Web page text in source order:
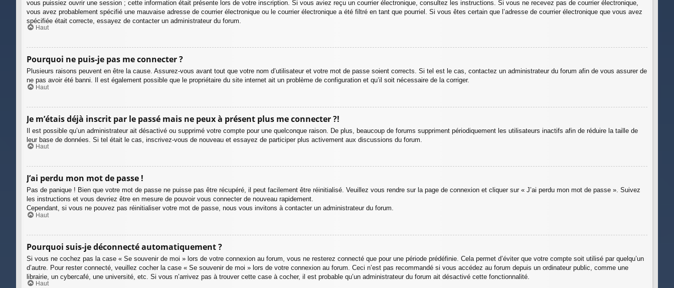
vous puissiez ouvrir une session ; cette information était présente lors de votre inscription. Si vous aviez reçu un courrier électronique, consultez les instructions. Si vous ne recevez pas de courrier électronique,
vous avez probablement spécifié une mauvaise adresse de courrier électronique ou le courrier électronique a été filtré en tant que pourriel. Si vous êtes certain que l’adresse de courrier électronique que vous avez
spécifiée était correcte, essayez de contacter un administrateur du forum.
Haut
Pourquoi ne puis-je pas me connecter ?
Plusieurs raisons peuvent en être la cause. Assurez-vous avant tout que votre nom d’utilisateur et votre mot de passe soient corrects. Si tel est le cas, contactez un administrateur du forum afin de vous assurer de
ne pas avoir été banni. Il est également possible que le propriétaire du site internet ait un problème de configuration et qu’il soit nécessaire de la corriger.
Haut
Je m’étais déjà inscrit par le passé mais ne peux à présent plus me connecter ?!
Il est possible qu’un administrateur ait désactivé ou supprimé votre compte pour une quelconque raison. De plus, beaucoup de forums suppriment périodiquement les utilisateurs inactifs afin de réduire la taille de
leur base de données. Si tel était le cas, inscrivez-vous de nouveau et essayez de participer plus activement aux discussions du forum.
Haut
J’ai perdu mon mot de passe !
Pas de panique ! Bien que votre mot de passe ne puisse pas être récupéré, il peut facilement être réinitialisé. Veuillez vous rendre sur la page de connexion et cliquer sur « J’ai perdu mon mot de passe ». Suivez
les instructions et vous devriez être en mesure de pouvoir vous connecter de nouveau rapidement.
Cependant, si vous ne pouvez pas réinitialiser votre mot de passe, nous vous invitons à contacter un administrateur du forum.
Haut
Pourquoi suis-je déconnecté automatiquement ?
Si vous ne cochez pas la case « Se souvenir de moi » lors de votre connexion au forum, vous ne resterez connecté que pour une période prédéfinie. Cela permet d’éviter que votre compte soit utilisé par quelqu’un
d’autre. Pour rester connecté, veuillez cocher la case « Se souvenir de moi » lors de votre connexion au forum. Ceci n’est pas recommandé si vous accédez au forum depuis un ordinateur public, comme une
librairie, un cybercafé, une université, etc. Si vous n’arrivez pas à trouver cette case à cocher, il est probable qu’un administrateur du forum ait désactivé cette fonctionnalité.
Haut